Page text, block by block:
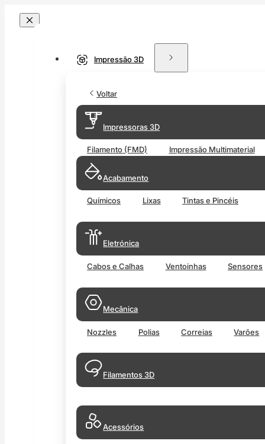
Impressão 3D
Voltar
Impressoras 3D
Filamento (FMD) Impressão Multimaterial
Acabamento
Químicos Lixas Tintas e Pincéis
Eletrónica
Cabos e Calhas Ventoinhas Sensores
Mecânica
Nozzles Polias Correias Varões
Filamentos 3D
Acessórios